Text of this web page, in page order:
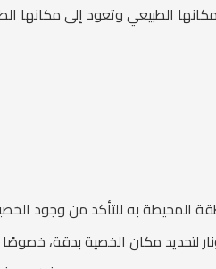
الطبيعي وتعود إلى مكانها
به للتأكد من وجود
لتحديد مكان الخصية بدقة،